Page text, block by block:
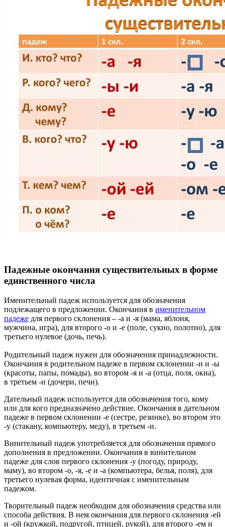
Падежные окончания существительных в форме
единственного числа
Именительный падеж используется для обозначения
подлежащего в предложении. Окончания в именительном
падеже для первого склонения – -а и -я (мама, яблоня,
мужчина, игра), для второго -о и -е (поле, сукно, полотно), для
третьего нулевое (дочь, печь).
Родительный падеж нужен для обозначения принадлежности.
Окончания в родительном падеже в первом склонении -и и -ы
(красоты, папы, помады), во втором -я и -а (отца, поля, окна),
в третьем -и (дочери, печи).
Дательный падеж используется для обозначения того, кому
или для кого предназначено действие. Окончания в дательном
падеже в первом склонении -е (сестре, резинке), во втором это
-у (стакану, компьютеру, меду), в третьем -и.
Винительный падеж употребляется для обозначения прямого
дополнения в предложении. Окончания в винительном
падеже для слов первого склонения -у (погоду, природу,
маму), во втором -о, -я, -е и -а (компьютера, белья, поля), для
третьего нулевая форма, идентичная с именительным
падежом.
Творительный падеж необходим для обозначения средства или
способа действия. В нем окончания для первого склонения -ей
и -ой (кружкой, подругой, птицей, рукой), для второго -ем и